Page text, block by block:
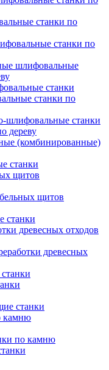
станки по
станки по
шлифовальные
станки
станки по
шлифовальные станки
дереву
(комбинированные)
станки
щитов
щитов
станки
древесных отходов
древесных
станки
камню
по камню